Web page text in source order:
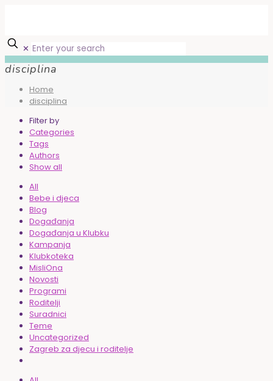
✕
disciplina
Home
disciplina
Filter by
Categories
Tags
Authors
Show all
All
Bebe i djeca
Blog
Događanja
Događanja u Klubku
Kampanja
Klubkoteka
MisliOna
Novosti
Programi
Roditelji
Suradnici
Teme
Uncategorized
Zagreb za djecu i roditelje